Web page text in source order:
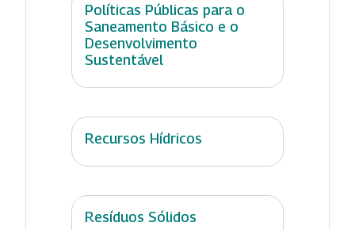
Políticas Públicas para o
Saneamento Básico e o
Desenvolvimento
Sustentável
Recursos Hídricos
Resíduos Sólidos